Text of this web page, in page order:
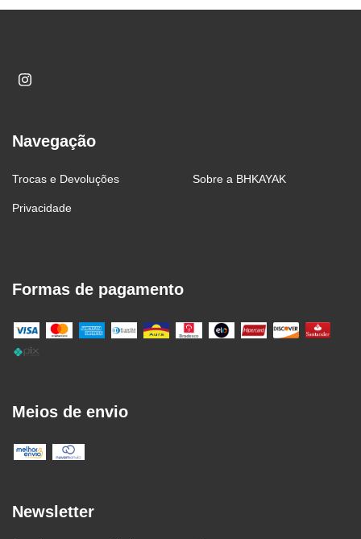
Navegação
Trocas e Devoluções Sobre a BHKAYAK
Privacidade
Formas de pagamento
Meios de envio
Newsletter